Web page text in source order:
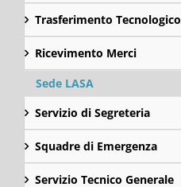
Trasferimento Tecnologico
Ricevimento Merci
Sede LASA
Servizio di Segreteria
Squadre di Emergenza
Servizio Tecnico Generale